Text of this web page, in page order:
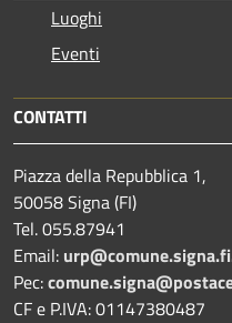
Luoghi
Eventi
CONTATTI
Piazza della Repubblica 1,
50058 Signa (FI)
Tel. 055.87941
Email:
Pec:
CF e P.IVA: 01147380487